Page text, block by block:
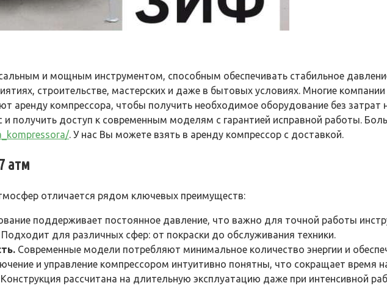
и мощным инструментом, способным обеспечивать стабильное
строительстве, мастерских и даже в бытовых условиях. Многие
аренду компрессора, чтобы получить необходимое оборудование без затрат
и получить доступ к современным моделям с гарантией исправной работы.
. У нас Вы можете взять в аренду компрессор с доставкой.
атм
отличается рядом ключевых преимуществ:
поддерживает постоянное давление, что важно для точной работы
Подходит для различных сфер: от покраски до обслуживания техники.
Современные модели потребляют минимальное количество энергии и
и управление компрессором интуитивно понятны, что сокращает время
Конструкция рассчитана на длительную эксплуатацию даже при интенсивной